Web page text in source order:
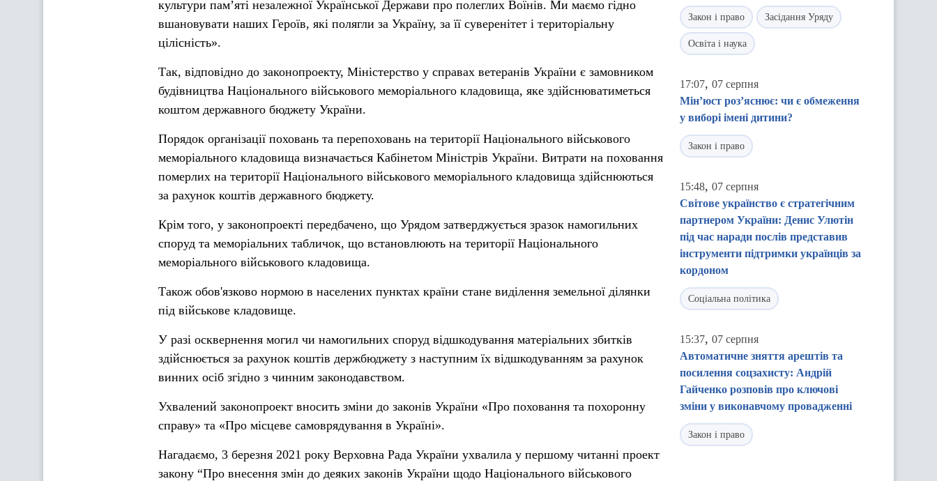
культури пам’яті незалежної Української Держави про полеглих Воїнів. Ми маємо гідно
вшановувати наших Героїв, які полягли за Україну, за її суверенітет і територіальну
цілісність».
Так, відповідно до законопроекту, Міністерство у справах ветеранів України є замовником
будівництва Національного військового меморіального кладовища, яке здійснюватиметься
коштом державного бюджету України.
Порядок організації поховань та перепоховань на території Національного військового
меморіального кладовища визначається Кабінетом Міністрів України. Витрати на поховання
померлих на території Національного військового меморіального кладовища здійснюються
за рахунок коштів державного бюджету.
Крім того, у законопроекті передбачено, що Урядом затверджується зразок намогильних
споруд та меморіальних табличок, що встановлюють на території Національного
меморіального військового кладовища.
Також обов'язково нормою в населених пунктах країни стане виділення земельної ділянки
під військове кладовище.
У разі осквернення могил чи намогильних споруд відшкодування матеріальних збитків
здійснюється за рахунок коштів держбюджету з наступним їх відшкодуванням за рахунок
винних осіб згідно з чинним законодавством.
Ухвалений законопроект вносить зміни до законів України «Про поховання та похоронну
справу» та «Про місцеве самоврядування в Україні».
Нагадаємо, 3 березня 2021 року Верховна Рада України ухвалила у першому читанні проект
закону “Про внесення змін до деяких законів України щодо Національного військового
Закон і право Засідання Уряду
Освіта і наука
17:07, 07 серпня
Мін’юст роз’яснює: чи є обмеження
у виборі імені дитини?
Закон і право
15:48, 07 серпня
Світове українство є стратегічним
партнером України: Денис Улютін
під час наради послів представив
інструменти підтримки українців за
кордоном
Соціальна політика
15:37, 07 серпня
Автоматичне зняття арештів та
посилення соцзахисту: Андрій
Гайченко розповів про ключові
зміни у виконавчому провадженні
Закон і право